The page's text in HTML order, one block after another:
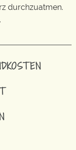
durchzuatmen.